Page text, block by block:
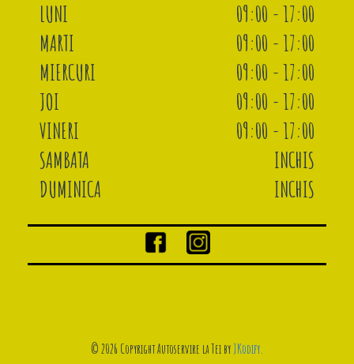
LUNI
09:00 - 17:00
MARTI
09:00 - 17:00
MIERCURI
09:00 - 17:00
JOI
09:00 - 17:00
VINERI
09:00 - 17:00
SAMBATA
INCHIS
DUMINICA
INCHIS
© 2026 Copyright Autoservire la Tei byJKodify.